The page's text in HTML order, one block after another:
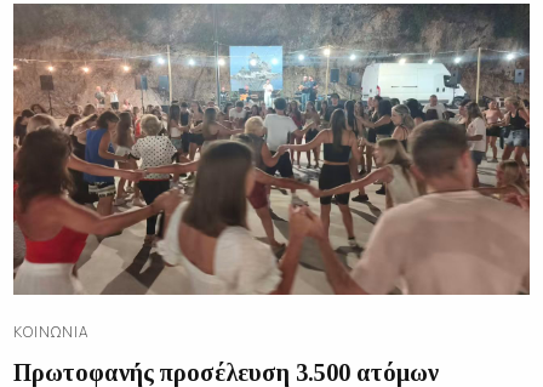
ΚΟΙΝΩΝΊΑ
Πρωτοφανής προσέλευση 3.500 ατόμων